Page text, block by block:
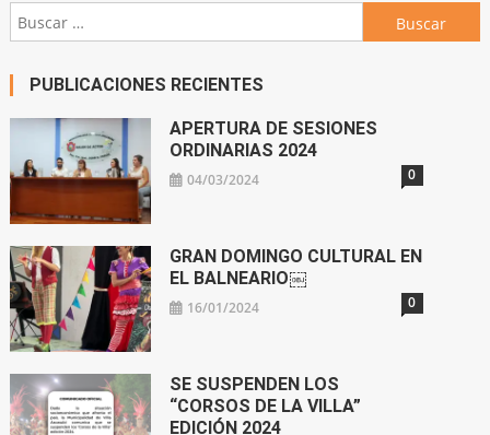
Buscar:
PUBLICACIONES RECIENTES
APERTURA DE SESIONES
ORDINARIAS 2024
04/03/2024 0
GRAN DOMINGO CULTURAL EN
EL BALNEARIO￼
16/01/2024 0
SE SUSPENDEN LOS
“CORSOS DE LA VILLA”
EDICIÓN 2024